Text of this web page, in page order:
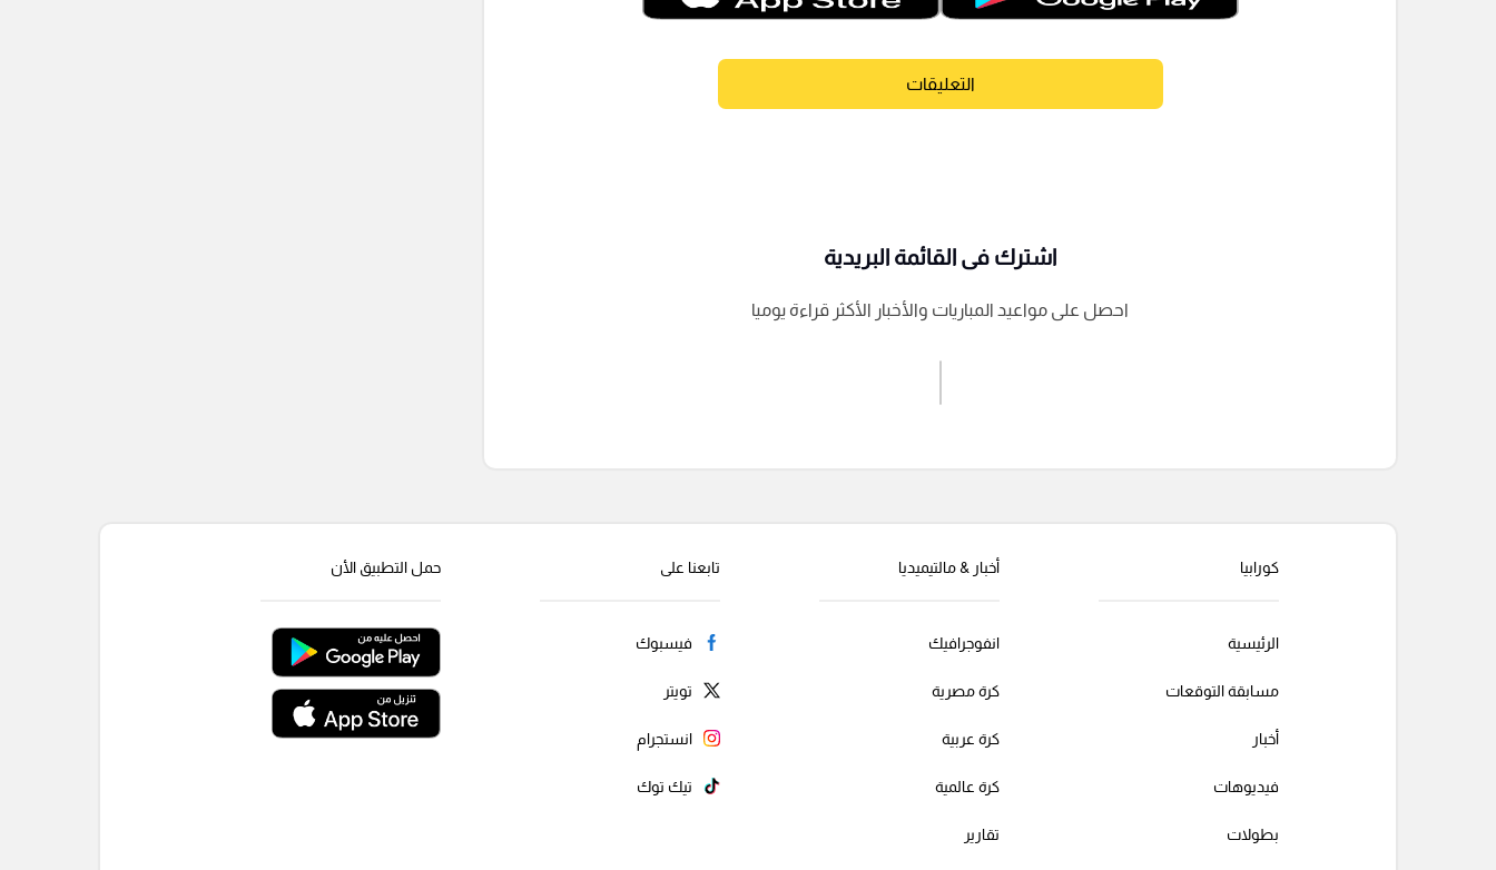
التعليقات
إرسال تعليق
اشترك فى القائمة البريدية
احصل على مواعيد المباريات والأخبار الأكثر قراءة يوميا
كورابيا
الرئيسية
مسابقة التوقعات
أخبار
فيديوهات
بطولات
أخبار & مالتيميديا
انفوجرافيك
كرة مصرية
كرة عربية
كرة عالمية
تقارير
تابعنا على
فيسبوك
تويتر
انستجرام
تيك توك
حمل التطبيق الأن